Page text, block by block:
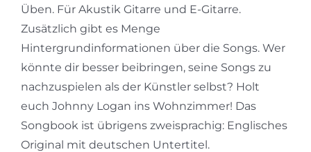
Üben. Für Akustik Gitarre und E-Gitarre.
Zusätzlich gibt es Menge
Hintergrundinformationen über die Songs. Wer
könnte dir besser beibringen, seine Songs zu
nachzuspielen als der Künstler selbst? Holt
euch Johnny Logan ins Wohnzimmer! Das
Songbook ist übrigens zweisprachig: Englisches
Original mit deutschen Untertitel.